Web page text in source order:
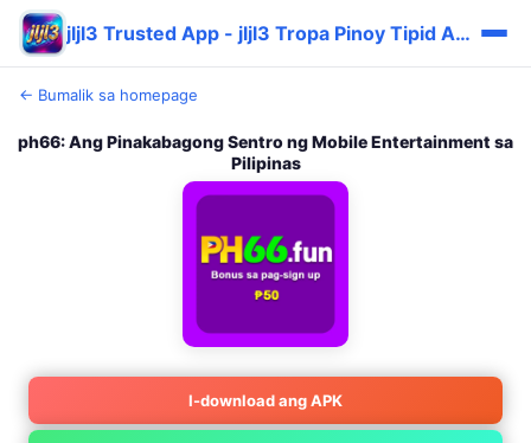
jljl3 Trusted App - jljl3 Tropa Pinoy Tipid App ⚡
← Bumalik sa homepage
ph66: Ang Pinakabagong Sentro ng Mobile Entertainment sa
Pilipinas
I-download ang APK